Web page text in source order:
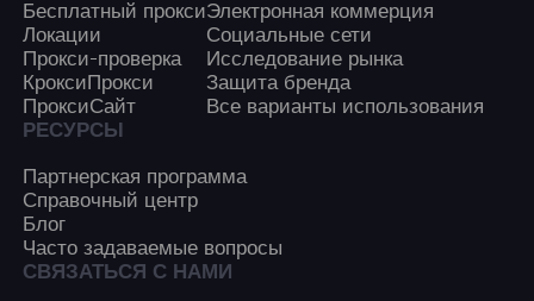
Бесплатный прокси
Локации
Прокси-проверка
КроксиПрокси
ПроксиСайт
Электронная коммерция
Социальные сети
Исследование рынка
Защита бренда
Все варианты использования
РЕСУРСЫ
Партнерская программа
Справочный центр
Блог
Часто задаваемые вопросы
СВЯЗАТЬСЯ С НАМИ